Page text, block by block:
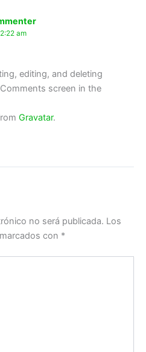
am
editing, and deleting
screen in the
Gravatar.
no será publicada. Los
con *